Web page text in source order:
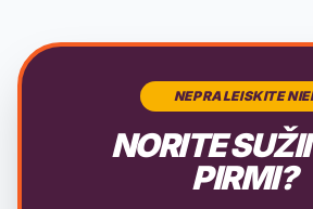
NEPRALEISKITE
NORITE
PIRMI?